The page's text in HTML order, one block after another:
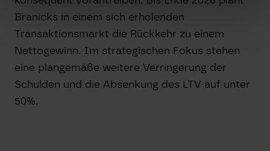
Branicks in einem sich erholenden
Transaktionsmarkt die Rückkehr zu einem
Nettogewinn. Im strategischen Fokus stehen
eine plangemäße weitere Verringerung der
Schulden und die Absenkung des LTV auf unter
50%.